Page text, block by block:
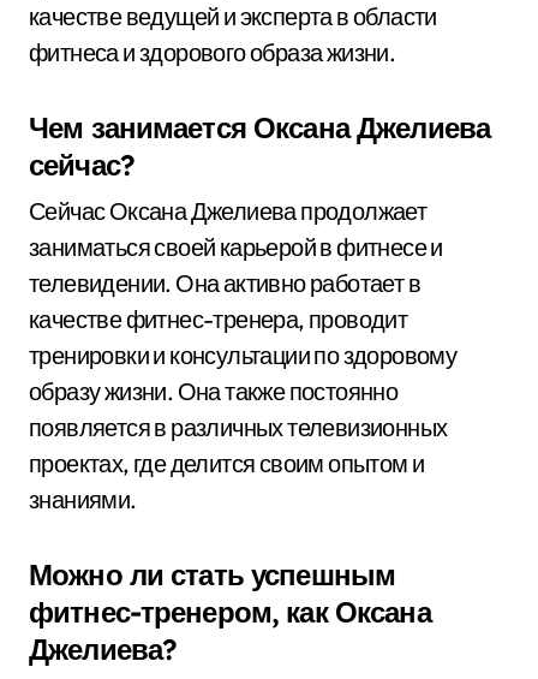
качестве ведущей и эксперта в области
фитнеса и здорового образа жизни.
Чем занимается Оксана Джелиева
сейчас?
Сейчас Оксана Джелиева продолжает
заниматься своей карьерой в фитнесе и
телевидении. Она активно работает в
качестве фитнес-тренера, проводит
тренировки и консультации по здоровому
образу жизни. Она также постоянно
появляется в различных телевизионных
проектах, где делится своим опытом и
знаниями.
Можно ли стать успешным
фитнес-тренером, как Оксана
Джелиева?